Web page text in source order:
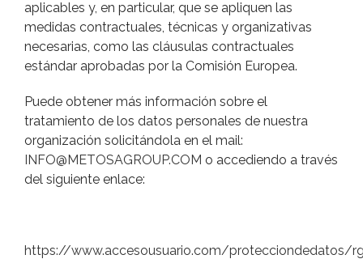
aplicables y, en particular, que se apliquen las
medidas contractuales, técnicas y organizativas
necesarias, como las cláusulas contractuales
estándar aprobadas por la Comisión Europea.
Puede obtener más información sobre el
tratamiento de los datos personales de nuestra
organización solicitándola en el mail:
INFO@METOSAGROUP.COM o accediendo a través
del siguiente enlace:
https://www.accesousuario.com/protecciondedatos/